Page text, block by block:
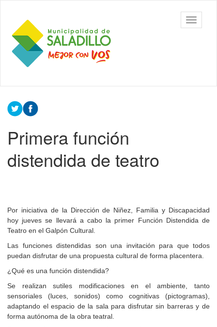
contenido
principal
Municipalidad
de Saladillo
barra
Contenido
principal
Primera función
distendida de teatro
Por iniciativa de la Dirección de Niñez, Familia y Discapacidad
hoy jueves se llevará a cabo la primer Función Distendida de
Teatro en el Galpón Cultural.
Las funciones distendidas son una invitación para que todos
puedan disfrutar de una propuesta cultural de forma placentera.
¿Qué es una función distendida?
Se realizan sutiles modificaciones en el ambiente, tanto
sensoriales (luces, sonidos) como cognitivas (pictogramas),
adaptando el espacio de la sala para disfrutar sin barreras y de
forma autónoma de la obra teatral.